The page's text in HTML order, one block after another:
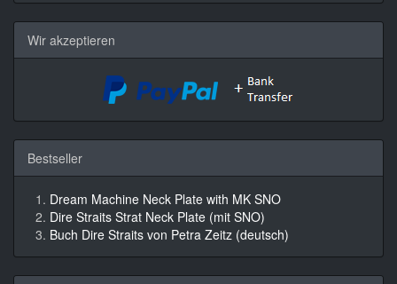
Wir akzeptieren
Bestseller
Dream Machine Neck Plate with MK SNO
Dire Straits Strat Neck Plate (mit SNO)
Buch Dire Straits von Petra Zeitz (deutsch)